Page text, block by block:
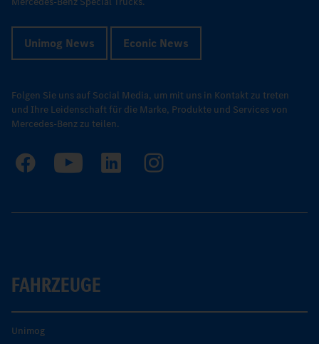
Unimog News Econic News
Folgen Sie uns auf Social Media, um mit uns in Kontakt zu treten
und Ihre Leidenschaft für die Marke, Produkte und Services von
Mercedes-Benz zu teilen.
FAHRZEUGE
Unimog